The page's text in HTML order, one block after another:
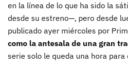
en la línea de lo que ha sido la
desde su estreno—, pero desde
publicado ayer miércoles por
como la antesala de una gran
serie solo le queda una hora